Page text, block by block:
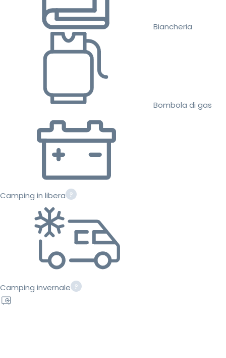
Biancheria
Bombola di gas
Camping in libera
Camping invernale